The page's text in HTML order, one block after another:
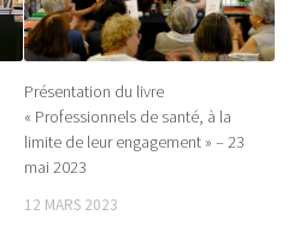
Présentation du livre
« Professionnels de santé, à la
limite de leur engagement » – 23
mai 2023
12 MARS 2023